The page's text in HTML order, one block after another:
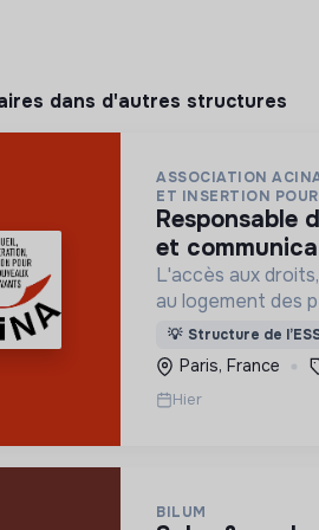
dans d'autres structures
ASSOCIATION
ET INSERTION
responsable de développement
et
L'accès aux
au logement des
situation de
indigne ou
hôtels sociaux,
💡 Structure de
Paris, France
Hier
BILUM